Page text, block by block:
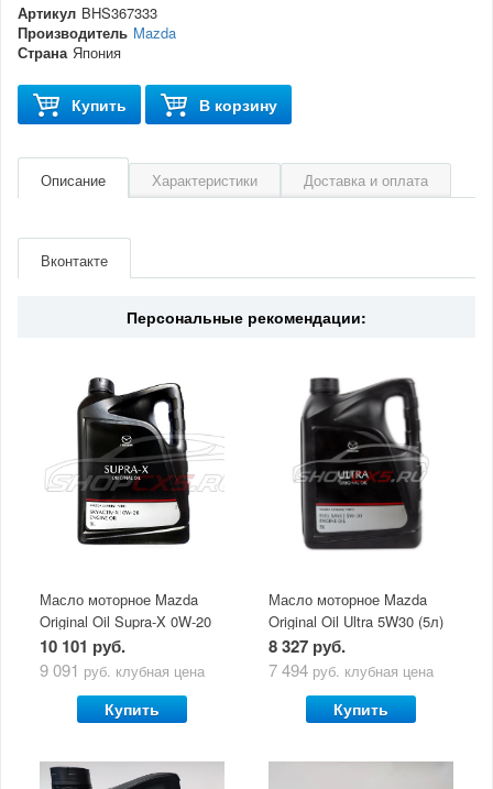
Артикул BHS367333
Производитель Mazda
Страна Япония
Купить В корзину
Описание Характеристики Доставка и оплата
Страна Япония
Вконтакте
Персональные рекомендации:
Масло моторное Mazda
Original Oil Supra-X 0W-20
(5 л)
10 101 руб.
9 091 руб. клубная цена
Купить
Масло моторное Mazda
Original Oil Ultra 5W30 (5л)
8 327 руб.
7 494 руб. клубная цена
Купить